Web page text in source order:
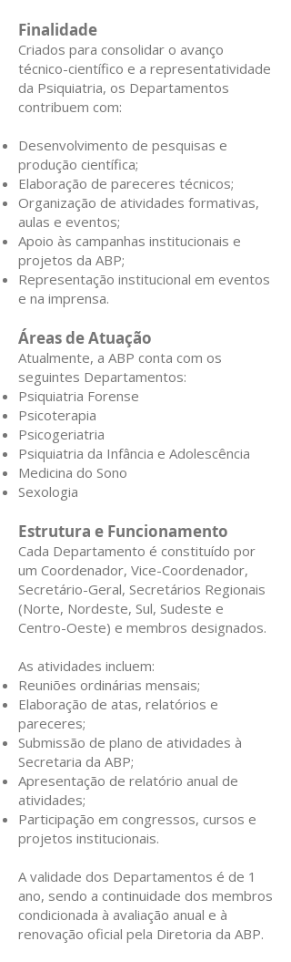
Finalidade
Criados para consolidar o avanço
técnico-científico e a representatividade
da Psiquiatria, os Departamentos
contribuem com:
Desenvolvimento de pesquisas e
produção científica;
Elaboração de pareceres técnicos;
Organização de atividades formativas,
aulas e eventos;
Apoio às campanhas institucionais e
projetos da ABP;
Representação institucional em eventos
e na imprensa.
Áreas de Atuação
Atualmente, a ABP conta com os
seguintes Departamentos:
Psiquiatria Forense
Psicoterapia
Psicogeriatria
Psiquiatria da Infância e Adolescência
Medicina do Sono
Sexologia
Estrutura e Funcionamento
Cada Departamento é constituído por
um Coordenador, Vice-Coordenador,
Secretário-Geral, Secretários Regionais
(Norte, Nordeste, Sul, Sudeste e
Centro-Oeste) e membros designados.
As atividades incluem:
Reuniões ordinárias mensais;
Elaboração de atas, relatórios e
pareceres;
Submissão de plano de atividades à
Secretaria da ABP;
Apresentação de relatório anual de
atividades;
Participação em congressos, cursos e
projetos institucionais.
A validade dos Departamentos é de 1
ano, sendo a continuidade dos membros
condicionada à avaliação anual e à
renovação oficial pela Diretoria da ABP.